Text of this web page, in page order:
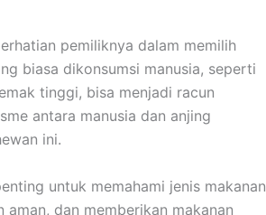
pemiliknya dalam memilih
biasa dikonsumsi manusia, seperti
tinggi, bisa menjadi racun
antara manusia dan anjing
ini.
untuk memahami jenis makanan
dan memberikan makanan